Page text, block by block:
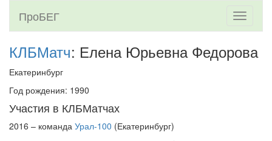
Toggle
ПроБЕГ
КЛБМатч: Елена Юрьевна Федорова
Екатеринбург
Год рождения: 1990
Участия в КЛБМатчах
2016 – команда Урал-100 (Екатеринбург)